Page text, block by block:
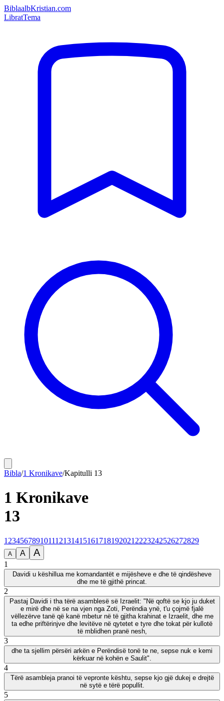
BiblaalbKristian.com
LibratTema
Bibla/1 Kronikave/Kapitulli 13
1 Kronikave
13
1 23456789101112131415161718192021 2223242526272829
A A A
1
Davidi u këshillua me komandantët e mijësheve e dhe të qindësheve
dhe me të gjithë princat.
2
Pastaj Davidi i tha tërë asamblesë së Izraelit: "Në qoftë se kjo ju duket
e mirë dhe në se na vjen nga Zoti, Perëndia ynë, t'u çojmë fjalë
vëllezërve tanë që kanë mbetur në të gjitha krahinat e Izraelit, dhe me
ta edhe priftërinjve dhe levitëve në qytetet e tyre dhe tokat për kullotë
të mblidhen pranë nesh,
3
dhe ta sjellim përsëri arkën e Perëndisë tonë te ne, sepse nuk e kemi
kërkuar në kohën e Saulit".
4
Tërë asambleja pranoi të vepronte kështu, sepse kjo gjë dukej e drejtë
në sytë e tërë popullit.
5